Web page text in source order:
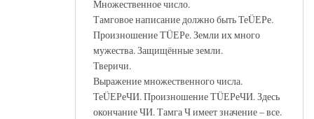
Множественное число.
Тамговое написание должно быть ТеÜЕРе.
Произношение ТÜЕРе. Земли их много
мужества. Защищённые земли.
Тверичи.
Выражение множественного числа.
ТеÜЕРеЧИ. Произношение ТÜЕРеЧИ. Здесь
окончание ЧИ. Тамга Ч имеет значение – все.